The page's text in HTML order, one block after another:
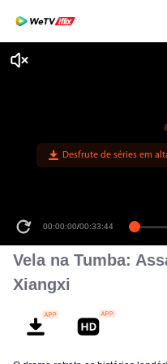
Desfrute de séries em
00:00:00/00:33:44
Vela na Tumba:
Xiangxi